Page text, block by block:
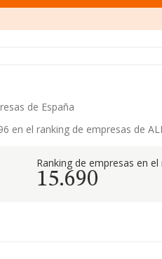
de España
en el ranking de empresas de
Ranking de empresas en
15.690